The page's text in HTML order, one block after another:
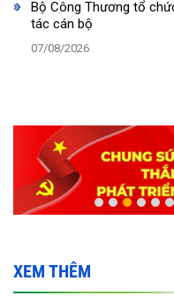
Bộ Công Thương tổ
tác cán bộ
07/08/2026
XEM THÊM